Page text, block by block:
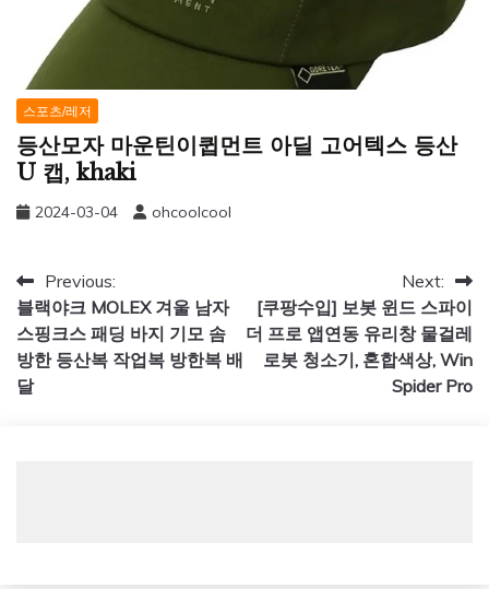
스포츠/레저
등산모자 마운틴이큅먼트 아딜 고어텍스 등산
U 캡, khaki
2024-03-04 ohcoolcool
글
탐
색
Previous:
블랙야크 MOLEX 겨울 남자
스핑크스 패딩 바지 기모 솜
방한 등산복 작업복 방한복 배
달
Next:
[쿠팡수입] 보봇 윈드 스파이
더 프로 앱연동 유리창 물걸레
로봇 청소기, 혼합색상, Win
Spider Pro